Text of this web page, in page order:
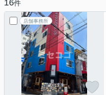
16件
店舗事務所